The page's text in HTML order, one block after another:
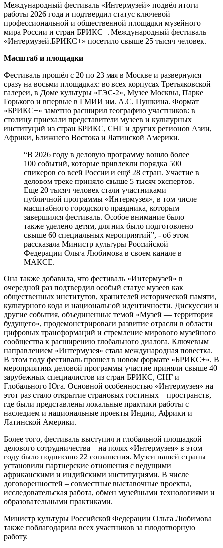
Международный фестиваль «Интермузей» подвёл итоги
работы 2026 года и подтвердил статус ключевой
профессиональной и общественной площадки музейного
мира России и стран БРИКС+. Международный фестиваль
«Интермузей.БРИКС+» посетило свыше 25 тысяч человек.
Масштаб и площадки
Фестиваль прошёл с 20 по 23 мая в Москве и развернулся
сразу на восьми площадках: во всех корпусах Третьяковской
галереи, в Доме культуры «ГЭС‑2», Музее Москвы, Парке
Горького и впервые в ГМИИ им. А.С. Пушкина. Формат
«БРИКС+» заметно расширил географию участников: в
столицу приехали представители музеев и культурных
институций из стран БРИКС, СНГ и других регионов Азии,
Африки, Ближнего Востока и Латинской Америки.
“В 2026 году в деловую программу вошло более
100 событий, которые привлекли порядка 500
спикеров со всей России и ещё 28 стран. Участие в
деловом треке приняло свыше 5 тысяч экспертов.
Еще 20 тысяч человек стали участниками
публичной программы «Интермузея», в том числе
масштабного городского праздника, которым
завершился фестиваль. Особое внимание было
также уделено детям, для них было подготовлено
свыше 60 специальных мероприятий”, - об этом
рассказала Министр культуры Российской
Федерации Ольга Любимова в своем канале в
МАКСЕ.
Она также добавила, что фестиваль «Интермузей» в
очередной раз подтвердил особый статус музеев как
общественных институтов, хранителей исторической памяти,
культурного кода и национальной идентичности. Дискуссии и
другие события, объединенные темой «Музей — территория
будущего», продемонстрировали развитие отрасли в области
цифровых трансформаций и стремление мирового музейного
сообщества к расширению глобального диалога. Ключевым
направлением «Интермузея» стала международная повестка.
В этом году фестиваль прошел в новом формате «БРИКС+». В
мероприятиях деловой программы участие приняли свыше 40
зарубежных специалистов из стран БРИКС, СНГ и
Глобального Юга. Основной особенностью «Интермузея» на
этот раз стало открытие страновых гостиных – пространств,
где были представлены локальные практики работы с
наследием и национальные проекты Индии, Африки и
Латинской Америки.
Более того, фестиваль выступил и глобальной площадкой
делового сотрудничества – на полях «Интермузея» в этом
году было подписано 22 соглашения. Музеи нашей страны
установили партнерские отношения с ведущими
африканскими и индийскими институциями. В числе
договоренностей – совместные выставочные проекты,
исследовательская работа, обмен музейными технологиями и
образовательными практиками.
Министр культуры Российской Федерации Ольга Любимова
также поблагодарила всех участников за плодотворную
работу.